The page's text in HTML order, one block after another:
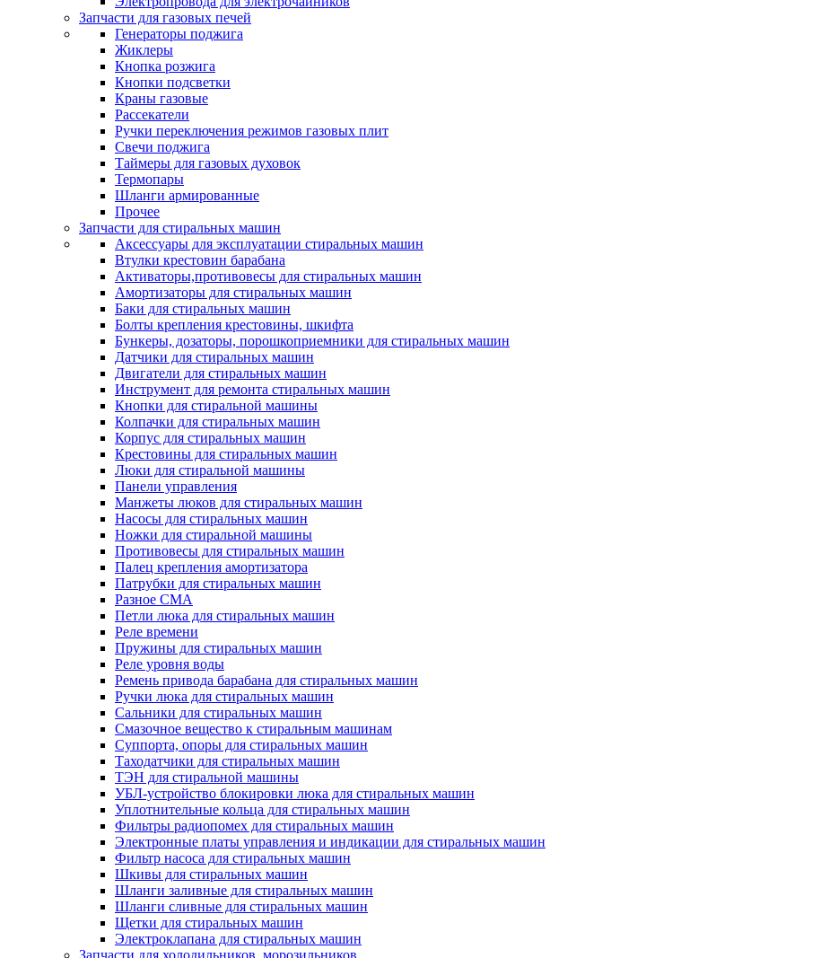
Запчасти для газовых печей
Генераторы поджига
Жиклеры
Кнопка розжига
Кнопки подсветки
Краны газовые
Рассекатели
Ручки переключения режимов газовых плит
Свечи поджига
Таймеры для газовых духовок
Термопары
Шланги армированные
Прочее
Запчасти для стиральных машин
Аксессуары для эксплуатации стиральных машин
Втулки крестовин барабана
Активаторы,противовесы для стиральных машин
Амортизаторы для стиральных машин
Баки для стиральных машин
Болты крепления крестовины, шкифта
Бункеры, дозаторы, порошкоприемники для стиральных машин
Датчики для стиральных машин
Двигатели для стиральных машин
Инструмент для ремонта стиральных машин
Кнопки для стиральной машины
Колпачки для стиральных машин
Корпус для стиральных машин
Крестовины для стиральных машин
Люки для стиральной машины
Панели управления
Манжеты люков для стиральных машин
Насосы для стиральных машин
Ножки для стиральной машины
Противовесы для стиральных машин
Палец крепления амортизатора
Патрубки для стиральных машин
Разное СМА
Петли люка для стиральных машин
Реле времени
Пружины для стиральных машин
Реле уровня воды
Ремень привода барабана для стиральных машин
Ручки люка для стиральных машин
Сальники для стиральных машин
Смазочное вещество к стиральным машинам
Суппорта, опоры для стиральных машин
Таходатчики для стиральных машин
ТЭН для стиральной машины
УБЛ-устройство блокировки люка для стиральных машин
Уплотнительные кольца для стиральных машин
Фильтры радиопомех для стиральных машин
Электронные платы управления и индикации для стиральных машин
Фильтр насоса для стиральных машин
Шкивы для стиральных машин
Шланги заливные для стиральных машин
Шланги сливные для стиральных машин
Щетки для стиральных машин
Электроклапана для стиральных машин
Запчасти для холодильников, морозильников